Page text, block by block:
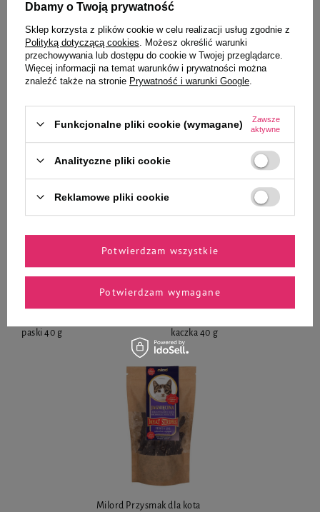
kurczaka, kaczki, wołowiny, królika lub ryby. To źródło
pełnowartościowego białka, które wspiera budowę mięśni i
dostarcza energii. Dla kotów o wrażliwym żołądku można
sięgnąć po wersje monobiałkowe, czyli składające się z
jednego rodzaju mięsa – lekkostrawne i bezpieczne nawet
dla alergików.
Święta świętami, ale pamiętajmy, żeby nie przesadzać z
dokarmianiem kota - nawet jeśli będzie to zdrowa karma
albo przysmaki ze świetnym składem.
paski 40 g
kaczka 40 g
Milord Przysmak dla kota
Dbamy o Twoją prywatność
Sklep korzysta z plików cookie w celu realizacji usług zgodnie z
Polityką dotyczącą cookies . Możesz określić warunki
przechowywania lub dostępu do cookie w Twojej przeglądarce.
Więcej informacji na temat warunków i prywatności można
znaleźć także na stronie Prywatność i warunki Google
Funkcjonalne pliki cookie (wymagane)
Zawsze
aktywne
Analityczne pliki cookie
Reklamowe pliki cookie
Potwierdzam wymagane
Potwierdzam wszystkie